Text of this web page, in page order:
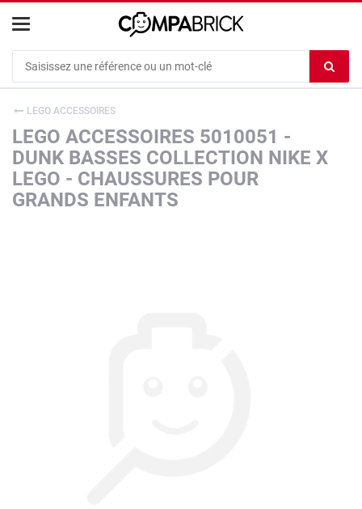
le
LEGO ACCESSOIRES
LEGO ACCESSOIRES 5010051 -
DUNK BASSES COLLECTION NIKE X
LEGO - CHAUSSURES POUR
GRANDS ENFANTS
Cookies management panel